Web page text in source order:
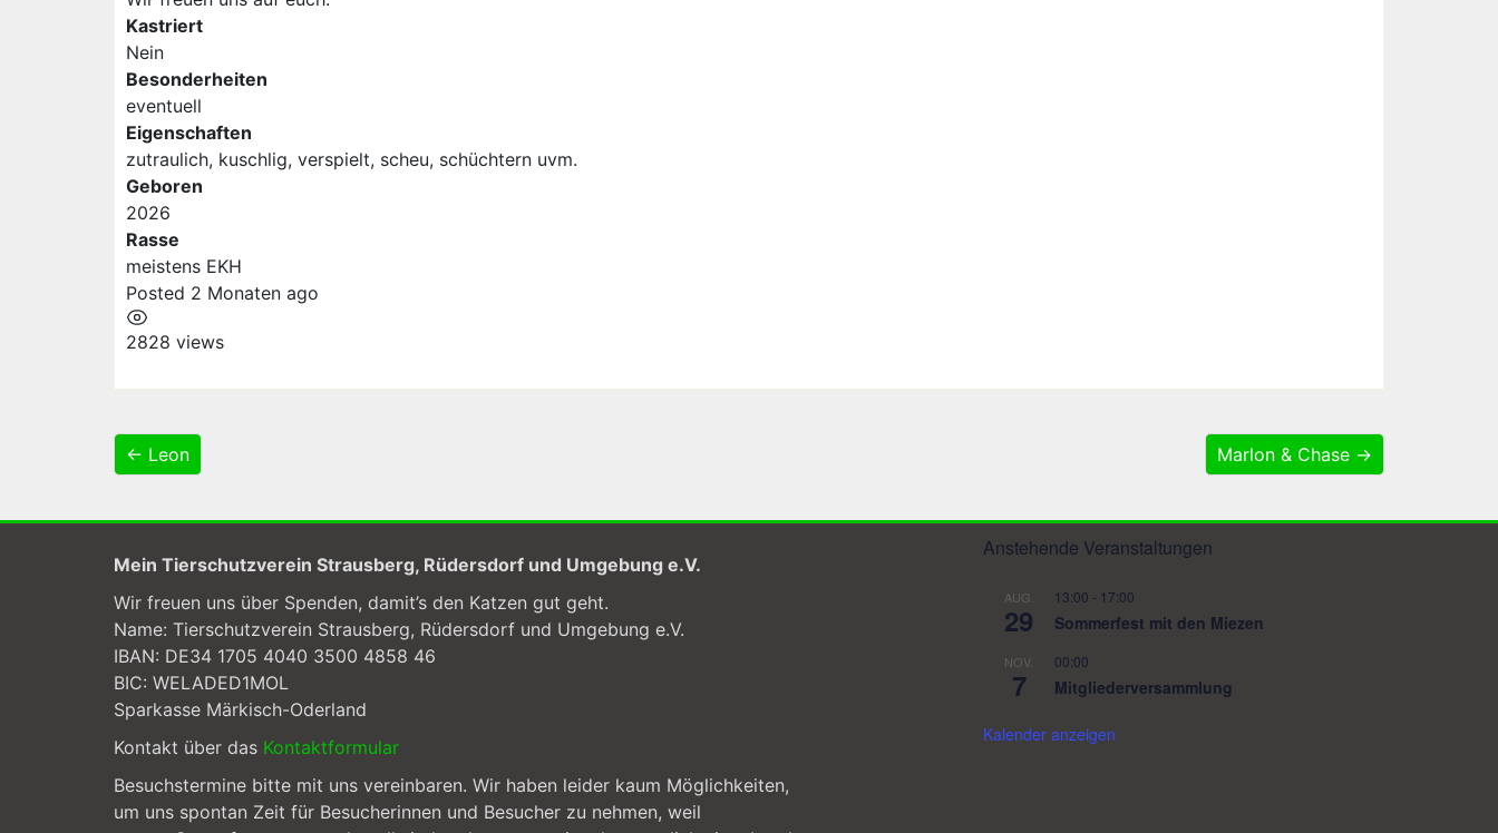
Kastriert
Nein
Besonderheiten
eventuell
Eigenschaften
zutraulich, kuschlig, verspielt, scheu, schüchtern uvm.
Geboren
2026
Rasse
meistens EKH
Posted 2 Monaten ago
2828 views
← Leon Marlon & Chase →
Mein Tierschutzverein Strausberg, Rüdersdorf und Umgebung e.V.
Wir freuen uns über Spenden, damit’s den Katzen gut geht.
Name: Tierschutzverein Strausberg, Rüdersdorf und Umgebung e.V.
IBAN: DE34 1705 4040 3500 4858 46
BIC: WELADED1MOL
Sparkasse Märkisch-Oderland
Kontakt über das Kontaktformular
Besuchstermine bitte mit uns vereinbaren. Wir haben leider kaum Möglichkeiten,
um uns spontan Zeit für Besucherinnen und Besucher zu nehmen, weil
Anstehende Veranstaltungen
AUG.
29
13:00 - 17:00
Sommerfest mit den Miezen
NOV.
7
00:00
Mitgliederversammlung
Kalender anzeigen